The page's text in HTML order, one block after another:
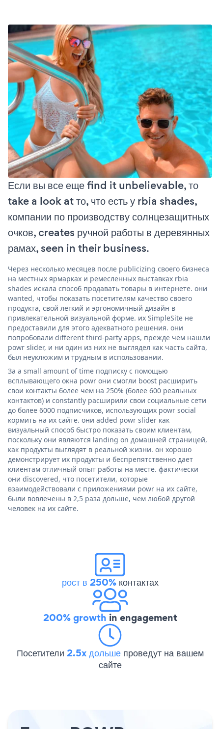
Если вы все еще find it unbelievable, то
take a look at то, что есть у rbia shades,
компании по производству солнцезащитных
очков, creates ручной работы в деревянных
рамах, seen in their business.
Через несколько месяцев после publicizing своего бизнеса
на местных ярмарках и ремесленных выставках rbia
shades искала способ продавать товары в интернете. они
wanted, чтобы показать посетителям качество своего
продукта, свой легкий и эргономичный дизайн в
привлекательной визуальной форме. их SimpleSite не
предоставили для этого адекватного решения. они
попробовали different third-party apps, прежде чем нашли
powr slider, и ни один из них не выглядел как часть сайта,
был неуклюжим и трудным в использовании.
За a small amount of time подписку с помощью
всплывающего окна powr они смогли boost расширить
свои контакты более чем на 250% (более 600 реальных
контактов) и constantly расширили свои социальные сети
до более 6000 подписчиков, использующих powr social
кормить на их сайте. они added powr slider как
визуальный способ быстро показать своим клиентам,
поскольку они являются landing on домашней страницей,
как продукты выглядят в реальной жизни. он хорошо
демонстрирует их продукты и беспрепятственно дает
клиентам отличный опыт работы на месте. фактически
они discovered, что посетители, которые
взаимодействовали с приложениями powr на их сайте,
были вовлечены в 2,5 раза дольше, чем любой другой
человек на их сайте.
рост в 250%контактах
200% growth in engagement
Посетители 2.5x дольше проведут на вашем
сайте